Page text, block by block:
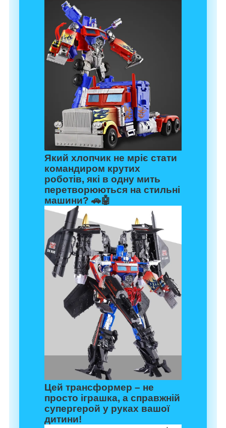
Який хлопчик не мріє стати
командиром крутих
роботів, які в одну мить
перетворюються на стильні
машини? 🚗🤖
Цей трансформер – не
просто іграшка, а справжній
супергерой у руках вашої
дитини!